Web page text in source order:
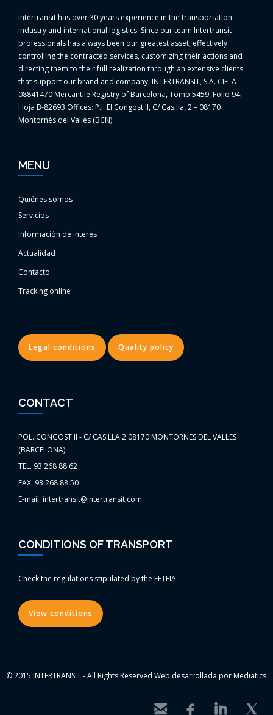
Intertransit has over 30 years experience in the transportation
industry and international logistics. Since our team Intertransit
professionals has always been our greatest asset, effectively
controlling the contracted services, customizing their actions and
directing them to their full realization through an extensive clients
that support our brand and company. INTERTRANSIT, S.A. CIF: A-
08841470 Mercantile Registry of Barcelona, Tomo 5459, Folio 94,
Hoja B-82693 Offices: P.I. El Congost II, C/ Casilla, 2 – 08170
Montornés del Vallés (BCN)
MENU
Quiénes somos
Servicios
Información de interés
Actualidad
Contacto
Tracking online
Legal conditions Quality policy
CONTACT
POL. CONGOST II - C/ CASILLA 2 08170 MONTORNES DEL VALLES
(BARCELONA)
TEL. 93 268 88 62
FAX. 93 268 88 50
E-mail: intertransit@intertransit.com
CONDITIONS OF TRANSPORT
Check the regulations stipulated by the FETEIA
View conditions
© 2015 INTERTRANSIT - All Rights Reserved Web desarrollada por Mediatics
   